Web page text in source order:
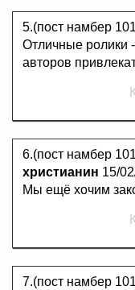
5.(пост намбер
Отличные ролики
авторов
6.(пост намбер
христианин 15/
Мы ещё хочим
7.(пост намбер